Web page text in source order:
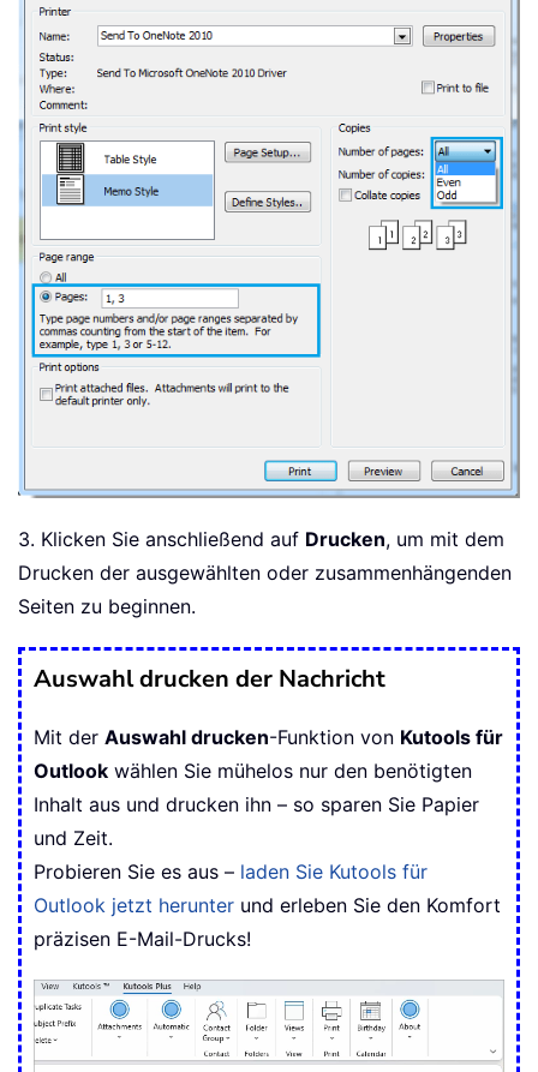
3. Klicken Sie anschließend auf Drucken, um mit dem
Drucken der ausgewählten oder zusammenhängenden
Seiten zu beginnen.
Auswahl drucken der Nachricht
Mit der Auswahl drucken-Funktion von Kutools für
Outlook wählen Sie mühelos nur den benötigten
Inhalt aus und drucken ihn – so sparen Sie Papier
und Zeit.
Probieren Sie es aus – laden Sie Kutools für
Outlook jetzt herunter und erleben Sie den Komfort
präzisen E-Mail-Drucks!